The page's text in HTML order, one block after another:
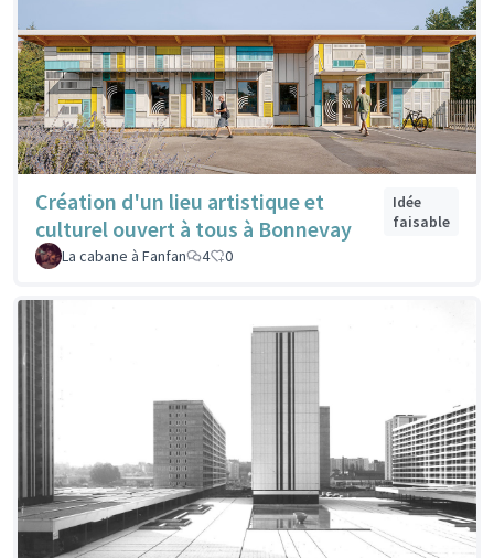
Création d'un lieu artistique et
culturel ouvert à tous à Bonnevay
Idée
faisable
La cabane à Fanfan
4 0